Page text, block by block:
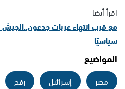
اقرأ أيضا
مع قرب انتهاء عربات جدعون..الجيش
سياسيًا
المواضيع
مصر إسرائيل رفح